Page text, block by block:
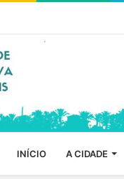
INÍCIO A CIDADE